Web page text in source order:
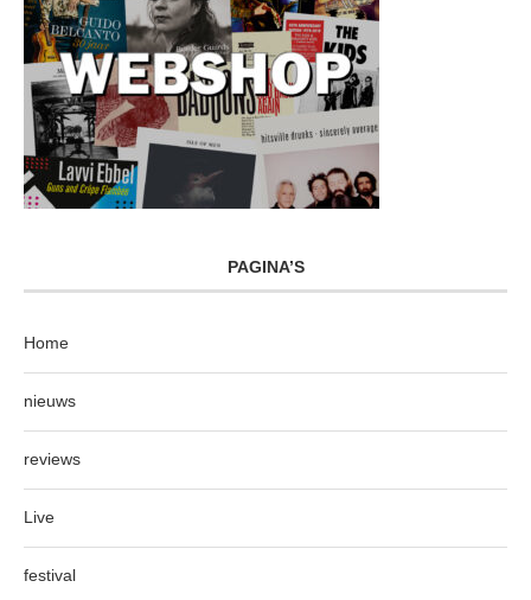
PAGINA’S
Home
nieuws
reviews
Live
festival